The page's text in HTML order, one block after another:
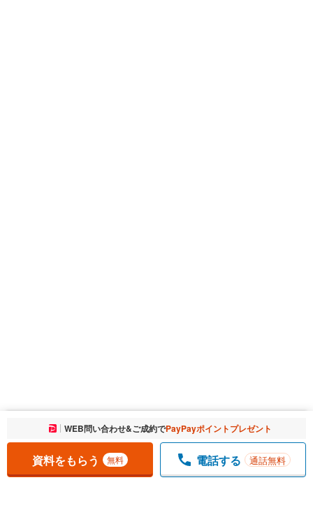
お気に入りに追加しました。 一覧を開く
WEB問い合わせ&ご成約でPayPayポイントプレゼント
資料をもらう 無料 電話する 通話無料